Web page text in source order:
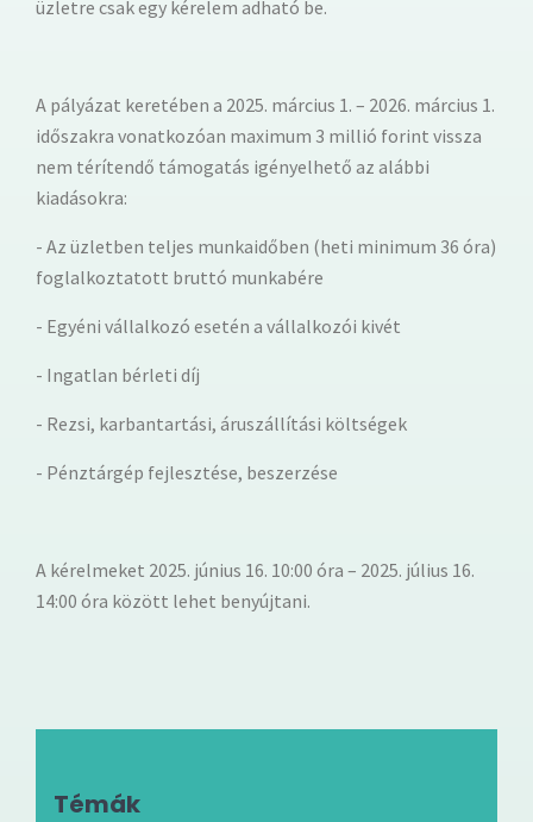
üzletre csak egy kérelem adható be.
A pályázat keretében a 2025. március 1. – 2026. március 1.
időszakra vonatkozóan maximum 3 millió forint vissza
nem térítendő támogatás igényelhető az alábbi
kiadásokra:
- Az üzletben teljes munkaidőben (heti minimum 36 óra)
foglalkoztatott bruttó munkabére
- Egyéni vállalkozó esetén a vállalkozói kivét
- Ingatlan bérleti díj
- Rezsi, karbantartási, áruszállítási költségek
- Pénztárgép fejlesztése, beszerzése
A kérelmeket 2025. június 16. 10:00 óra – 2025. július 16.
14:00 óra között lehet benyújtani.
Témák